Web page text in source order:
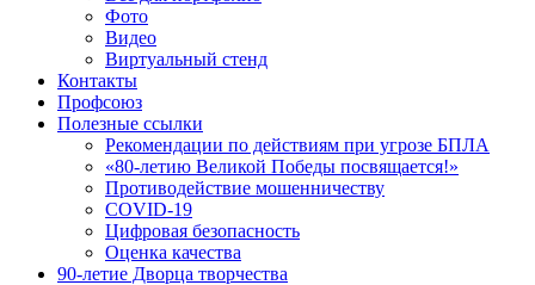
Фото
Видео
Виртуальный стенд
Контакты
Профсоюз
Полезные ссылки
Рекомендации по действиям при угрозе БПЛА
«80-летию Великой Победы посвящается!»
Противодействие мошенничеству
COVID-19
Цифровая безопасность
Оценка качества
90-летие Дворца творчества